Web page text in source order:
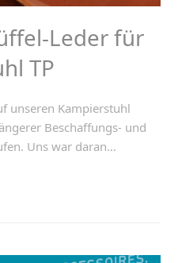
Leder für
TP
unseren Kampierstuhl
Beschaffungs- und
Uns war daran…